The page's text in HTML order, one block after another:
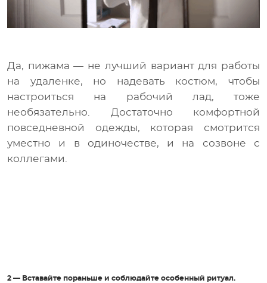
Да, пижама — не лучший вариант для работы
на удаленке, но надевать костюм, чтобы
настроиться на рабочий лад, тоже
необязательно. Достаточно комфортной
повседневной одежды, которая смотрится
уместно и в одиночестве, и на созвоне с
коллегами.
2 — Вставайте пораньше и соблюдайте особенный ритуал.